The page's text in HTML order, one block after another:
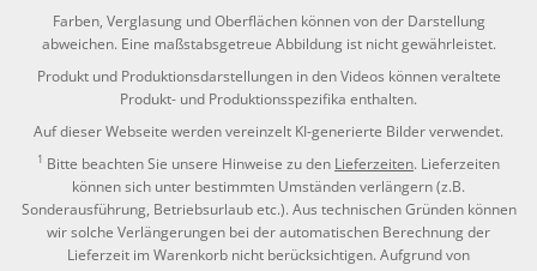
Farben, Verglasung und Oberflächen können von der Darstellung
abweichen. Eine maßstabsgetreue Abbildung ist nicht gewährleistet.
Produkt und Produktionsdarstellungen in den Videos können veraltete
Produkt- und Produktionsspezifika enthalten.
Auf dieser Webseite werden vereinzelt KI-generierte Bilder verwendet.
1 Bitte beachten Sie unsere Hinweise zu den Lieferzeiten. Lieferzeiten
können sich unter bestimmten Umständen verlängern (z.B.
Sonderausführung, Betriebsurlaub etc.). Aus technischen Gründen können
wir solche Verlängerungen bei der automatischen Berechnung der
Lieferzeit im Warenkorb nicht berücksichtigen. Aufgrund von